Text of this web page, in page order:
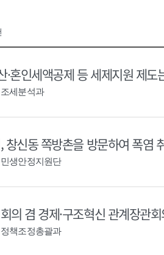
·혼인세액공제 등 세제지원 제
조세분석과
창신동 쪽방촌을 방문하여 폭염
민생안정지원단
의 겸 경제·구조혁신 관계장관
정책조정총괄과